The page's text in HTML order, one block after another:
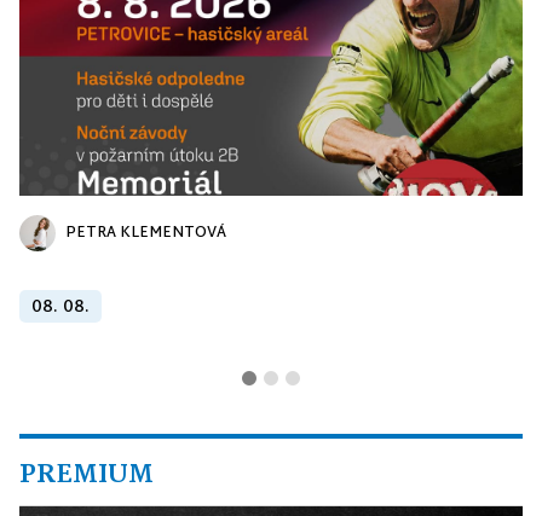
PETRA KLEMENTOVÁ
08. 08.
PREMIUM